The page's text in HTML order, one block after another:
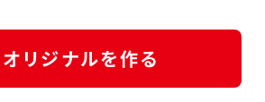
オリジナルを作る